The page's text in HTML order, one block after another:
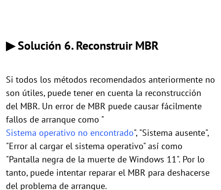
▶ Solución 6. Reconstruir MBR
Si todos los métodos recomendados anteriormente no
son útiles, puede tener en cuenta la reconstrucción
del MBR. Un error de MBR puede causar fácilmente
fallos de arranque como "
Sistema operativo no encontrado", "Sistema ausente",
"Error al cargar el sistema operativo" así como
"Pantalla negra de la muerte de Windows 11". Por lo
tanto, puede intentar reparar el MBR para deshacerse
del problema de arranque.